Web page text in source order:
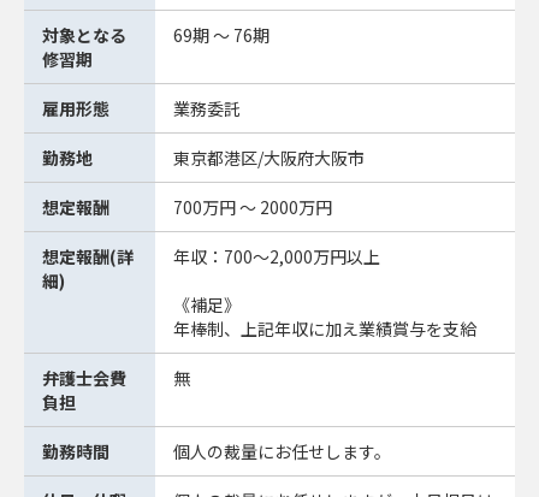
対象となる
修習期
69期 ～ 76期
雇用形態 業務委託
勤務地 東京都港区/大阪府大阪市
想定報酬 700万円 ～ 2000万円
想定報酬(詳
細)
年収：700～2,000万円以上
《補足》
年棒制、上記年収に加え業績賞与を支給
弁護士会費
負担
無
勤務時間 個人の裁量にお任せします。